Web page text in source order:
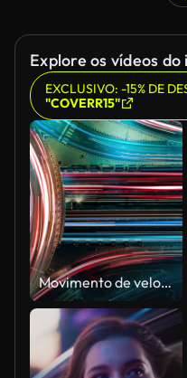
Explore os vídeos do
EXCLUSIVO: -15% DE
"COVERR15"
Movimento de velocidade abstrata 4K na estrada